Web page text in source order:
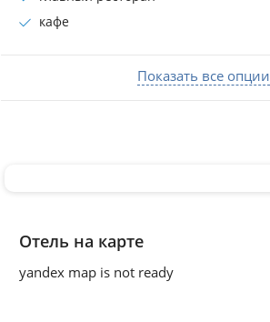
кафе
Показать все опции
Отель на карте
yandex map is not ready